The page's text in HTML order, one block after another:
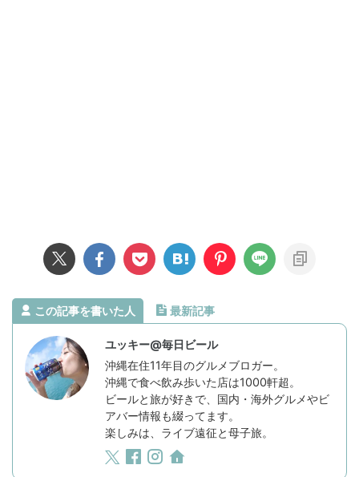
この記事を書いた人 最新記事
ユッキー@毎日ビール
沖縄在住11年目のグルメブロガー。
沖縄で食べ飲み歩いた店は1000軒超。
ビールと旅が好きで、国内・海外グルメやビ
アバー情報も綴ってます。
楽しみは、ライブ遠征と母子旅。